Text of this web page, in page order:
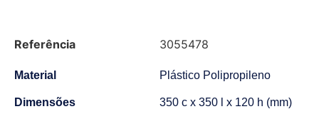
Referência 3055478
Material Plástico Polipropileno
Dimensões 350 c x 350 l x 120 h (mm)